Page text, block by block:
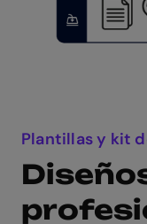
Plantillas y kit